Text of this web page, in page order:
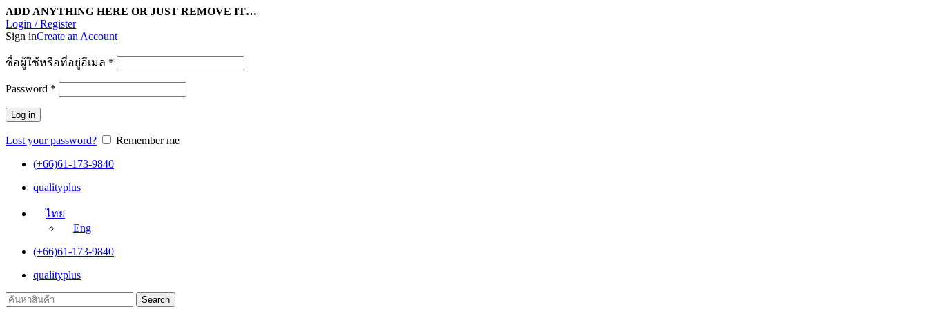
ADD ANYTHING HERE OR JUST REMOVE IT…
Login / Register
Sign inCreate an Account
ชื่อผู้ใช้หรือที่อยู่อีเมล *
Password *
Log in
Lost your password?
Remember me
(+66)61-173-9840
qualityplus
ไทย
Eng
(+66)61-173-9840
qualityplus
Search